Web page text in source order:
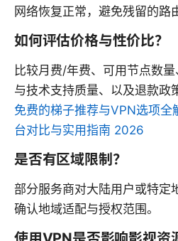
网络恢复正常，避免残留的路
如何评估价格与性价比？
比较月费/年费、可用节点数
与技术支持质量、以及退款政
免费的梯子推荐与VPN选项全
台对比与实用指南 2026
是否有区域限制？
部分服务商对大陆用户或特定
确认地域适配与授权范围。